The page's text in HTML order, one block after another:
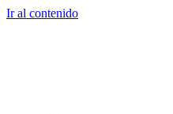
Ir al contenido